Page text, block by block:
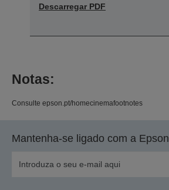
Descarregar PDF
Notas:
Consulte epson.pt/homecinemafootnotes
Mantenha-se ligado com a Epson